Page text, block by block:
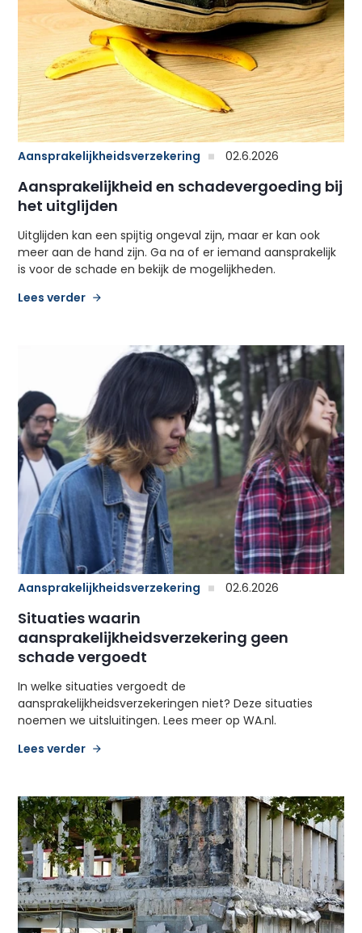
Aansprakelijkheidsverzekering 02.6.2026
Aansprakelijkheid en schadevergoeding bij
het uitglijden
Uitglijden kan een spijtig ongeval zijn, maar er kan ook
meer aan de hand zijn. Ga na of er iemand aansprakelijk
is voor de schade en bekijk de mogelijkheden.
Lees verder
Aansprakelijkheidsverzekering 02.6.2026
Situaties waarin
aansprakelijkheidsverzekering geen
schade vergoedt
In welke situaties vergoedt de
aansprakelijkheidsverzekeringen niet? Deze situaties
noemen we uitsluitingen. Lees meer op WA.nl.
Lees verder